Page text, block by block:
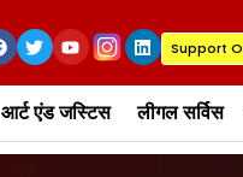
Support
आर्ट एंड जस्टिस लीगल सर्विस